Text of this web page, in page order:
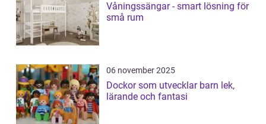
Våningssängar - smart lösning för
små rum
06 november 2025
Dockor som utvecklar barn lek,
lärande och fantasi